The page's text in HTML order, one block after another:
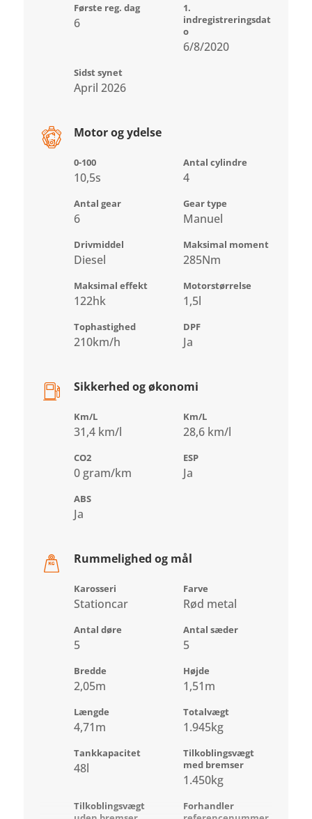
Første reg. dag
6
1.
indregistreringsdat
o
6/8/2020
Sidst synet
April 2026
Motor og ydelse
0-100
10,5s
Antal cylindre
4
Antal gear
6
Gear type
Manuel
Drivmiddel
Diesel
Maksimal moment
285Nm
Maksimal effekt
122hk
Motorstørrelse
1,5l
Tophastighed
210km/h
DPF
Ja
Sikkerhed og økonomi
Km/L
31,4 km/l
Km/L
28,6 km/l
CO2
0 gram/km
ESP
Ja
ABS
Ja
Rummelighed og mål
Karosseri
Stationcar
Farve
Rød metal
Antal døre
5
Antal sæder
5
Bredde
2,05m
Højde
1,51m
Længde
4,71m
Totalvægt
1.945kg
Tankkapacitet
48l
Tilkoblingsvægt
med bremser
1.450kg
Tilkoblingsvægt
Forhandler